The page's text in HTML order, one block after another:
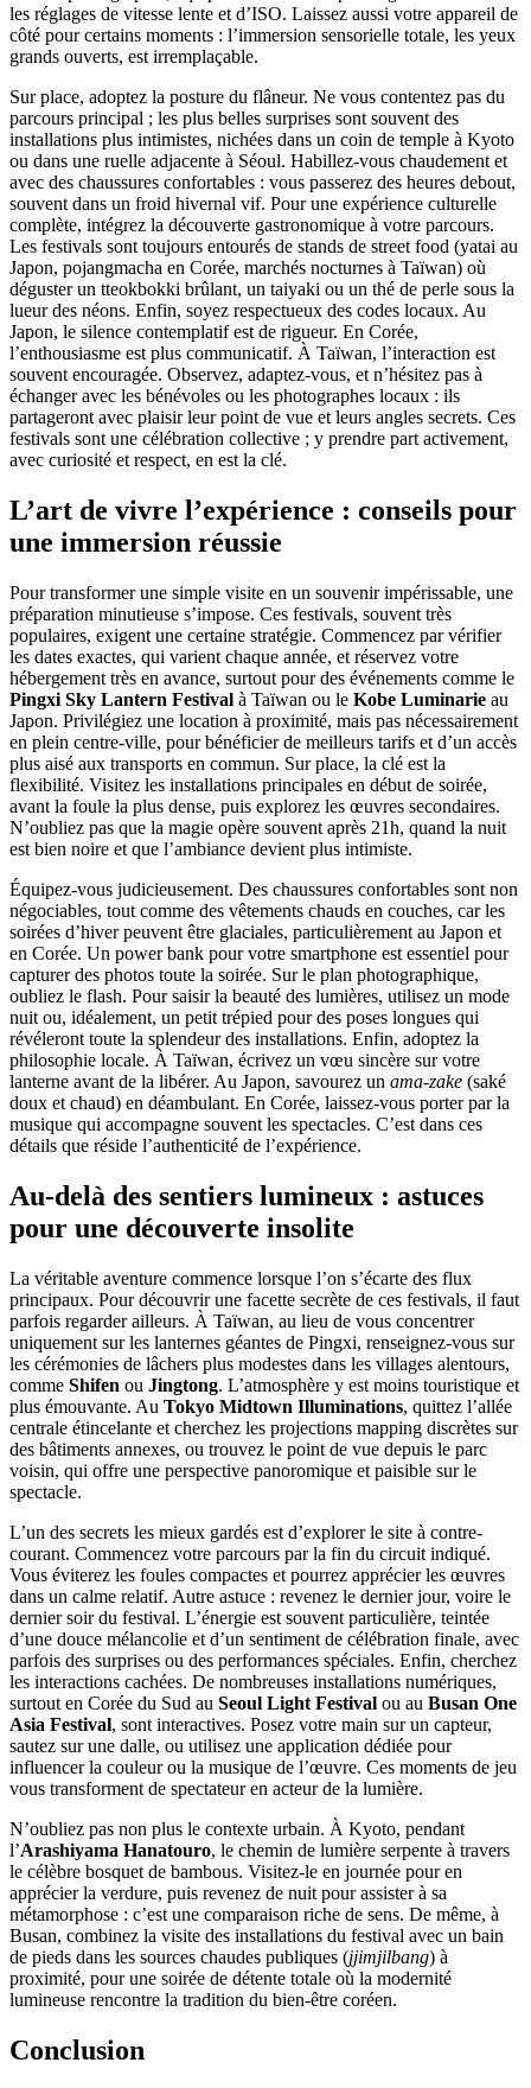
les réglages de vitesse lente et d’ISO. Laissez aussi votre appareil de
côté pour certains moments : l’immersion sensorielle totale, les yeux
grands ouverts, est irremplaçable.
Sur place, adoptez la posture du flâneur. Ne vous contentez pas du
parcours principal ; les plus belles surprises sont souvent des
installations plus intimistes, nichées dans un coin de temple à Kyoto
ou dans une ruelle adjacente à Séoul. Habillez-vous chaudement et
avec des chaussures confortables : vous passerez des heures debout,
souvent dans un froid hivernal vif. Pour une expérience culturelle
complète, intégrez la découverte gastronomique à votre parcours.
Les festivals sont toujours entourés de stands de street food (yatai au
Japon, pojangmacha en Corée, marchés nocturnes à Taïwan) où
déguster un tteokbokki brûlant, un taiyaki ou un thé de perle sous la
lueur des néons. Enfin, soyez respectueux des codes locaux. Au
Japon, le silence contemplatif est de rigueur. En Corée,
l’enthousiasme est plus communicatif. À Taïwan, l’interaction est
souvent encouragée. Observez, adaptez-vous, et n’hésitez pas à
échanger avec les bénévoles ou les photographes locaux : ils
partageront avec plaisir leur point de vue et leurs angles secrets. Ces
festivals sont une célébration collective ; y prendre part activement,
avec curiosité et respect, en est la clé.
L’art de vivre l’expérience : conseils pour
une immersion réussie
Pour transformer une simple visite en un souvenir impérissable, une
préparation minutieuse s’impose. Ces festivals, souvent très
populaires, exigent une certaine stratégie. Commencez par vérifier
les dates exactes, qui varient chaque année, et réservez votre
hébergement très en avance, surtout pour des événements comme le
Pingxi Sky Lantern Festival à Taïwan ou le Kobe Luminarie au
Japon. Privilégiez une location à proximité, mais pas nécessairement
en plein centre-ville, pour bénéficier de meilleurs tarifs et d’un accès
plus aisé aux transports en commun. Sur place, la clé est la
flexibilité. Visitez les installations principales en début de soirée,
avant la foule la plus dense, puis explorez les œuvres secondaires.
N’oubliez pas que la magie opère souvent après 21h, quand la nuit
est bien noire et que l’ambiance devient plus intimiste.
Équipez-vous judicieusement. Des chaussures confortables sont non
négociables, tout comme des vêtements chauds en couches, car les
soirées d’hiver peuvent être glaciales, particulièrement au Japon et
en Corée. Un power bank pour votre smartphone est essentiel pour
capturer des photos toute la soirée. Sur le plan photographique,
oubliez le flash. Pour saisir la beauté des lumières, utilisez un mode
nuit ou, idéalement, un petit trépied pour des poses longues qui
révéleront toute la splendeur des installations. Enfin, adoptez la
philosophie locale. À Taïwan, écrivez un vœu sincère sur votre
lanterne avant de la libérer. Au Japon, savourez un ama-zake (saké
doux et chaud) en déambulant. En Corée, laissez-vous porter par la
musique qui accompagne souvent les spectacles. C’est dans ces
détails que réside l’authenticité de l’expérience.
Au-delà des sentiers lumineux : astuces
pour une découverte insolite
La véritable aventure commence lorsque l’on s’écarte des flux
principaux. Pour découvrir une facette secrète de ces festivals, il faut
parfois regarder ailleurs. À Taïwan, au lieu de vous concentrer
uniquement sur les lanternes géantes de Pingxi, renseignez-vous sur
les cérémonies de lâchers plus modestes dans les villages alentours,
comme Shifen ou Jingtong. L’atmosphère y est moins touristique et
plus émouvante. Au Tokyo Midtown Illuminations, quittez l’allée
centrale étincelante et cherchez les projections mapping discrètes sur
des bâtiments annexes, ou trouvez le point de vue depuis le parc
voisin, qui offre une perspective panoromique et paisible sur le
spectacle.
L’un des secrets les mieux gardés est d’explorer le site à contre-
courant. Commencez votre parcours par la fin du circuit indiqué.
Vous éviterez les foules compactes et pourrez apprécier les œuvres
dans un calme relatif. Autre astuce : revenez le dernier jour, voire le
dernier soir du festival. L’énergie est souvent particulière, teintée
d’une douce mélancolie et d’un sentiment de célébration finale, avec
parfois des surprises ou des performances spéciales. Enfin, cherchez
les interactions cachées. De nombreuses installations numériques,
surtout en Corée du Sud au Seoul Light Festival ou au Busan One
Asia Festival, sont interactives. Posez votre main sur un capteur,
sautez sur une dalle, ou utilisez une application dédiée pour
influencer la couleur ou la musique de l’œuvre. Ces moments de jeu
vous transforment de spectateur en acteur de la lumière.
N’oubliez pas non plus le contexte urbain. À Kyoto, pendant
l’Arashiyama Hanatouro, le chemin de lumière serpente à travers
le célèbre bosquet de bambous. Visitez-le en journée pour en
apprécier la verdure, puis revenez de nuit pour assister à sa
métamorphose : c’est une comparaison riche de sens. De même, à
Busan, combinez la visite des installations du festival avec un bain
de pieds dans les sources chaudes publiques (jjimjilbang) à
proximité, pour une soirée de détente totale où la modernité
lumineuse rencontre la tradition du bien-être coréen.
Conclusion